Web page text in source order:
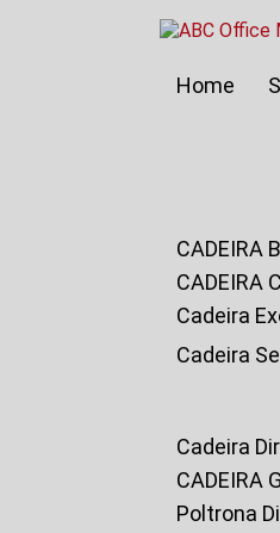
Home
Cadeira
Cadeira
Cadeira
CADEIRA
Poltrona